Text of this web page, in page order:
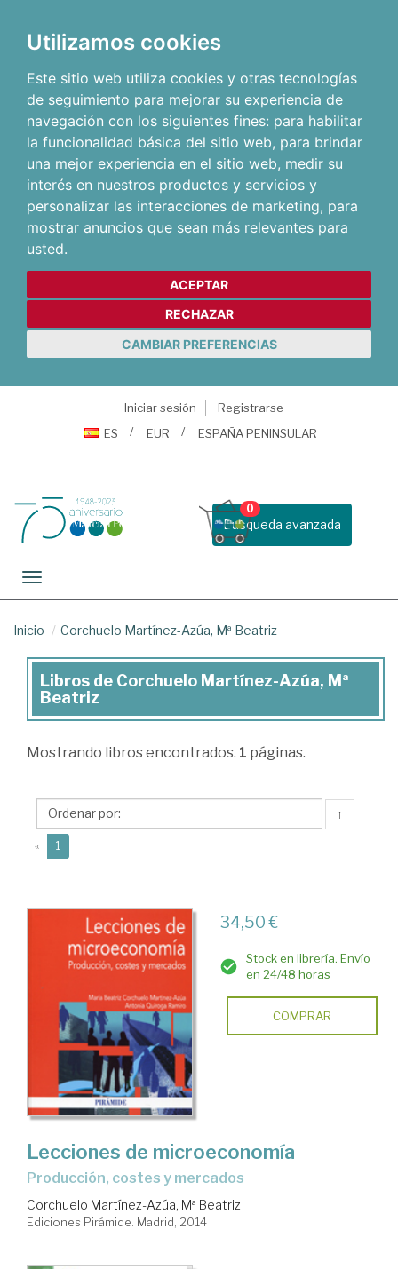
Utilizamos cookies
Este sitio web utiliza cookies y otras tecnologías
de seguimiento para mejorar su experiencia de
navegación con los siguientes fines: para habilitar
la funcionalidad básica del sitio web, para brindar
una mejor experiencia en el sitio web, medir su
interés en nuestros productos y servicios y
personalizar las interacciones de marketing, para
mostrar anuncios que sean más relevantes para
usted.
ACEPTAR
RECHAZAR
CAMBIAR PREFERENCIAS
Iniciar sesión
Registrarse
ES
EUR ESPAÑA PENINSULAR
Busqueda avanzada
0
Toggle navigation
Inicio Corchuelo Martínez-Azúa, Mª Beatriz
Libros
de
Corchuelo
Azúa,
Mª
Beatriz
Libros de Corchuelo Martínez-Azúa, Mª
Beatriz
Mostrando libros encontrados. 1 páginas.
↑
« 1
34,50 €
Stock en librería. Envío
en 24/48 horas
COMPRAR
Lecciones de microeconomía
producción, costes y mercados
Corchuelo Martínez-Azúa, Mª Beatriz
Ediciones Pirámide. Madrid, 2014